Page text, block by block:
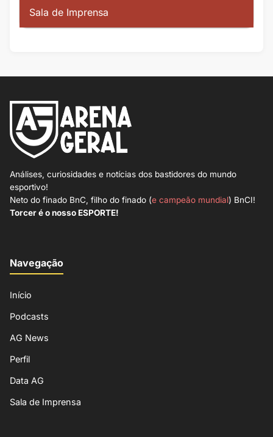
Sala de Imprensa
Análises, curiosidades e notícias dos bastidores do mundo
esportivo!
Neto do finado BnC, filho do finado (e campeão mundial) BnCI!
Torcer é o nosso ESPORTE!
Navegação
Início
Podcasts
AG News
Perfil
Data AG
Sala de Imprensa